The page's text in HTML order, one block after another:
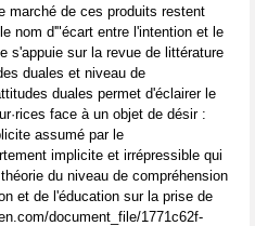
marché de ces produits restent
nom d'"écart entre l'intention et le
s'appuie sur la revue de littérature
duales et niveau de
duales permet d'éclairer le
face à un objet de désir :
assumé par le
implicite et irrépressible qui
du niveau de compréhension
et de l'éducation sur la prise de
document_file/1771c62f-